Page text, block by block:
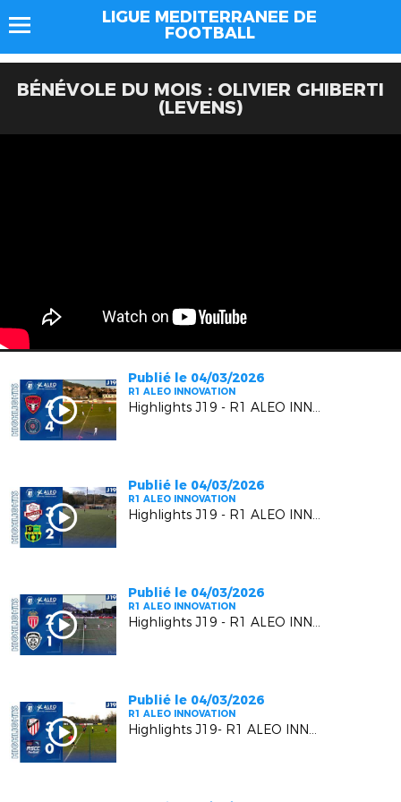
LIGUE MEDITERRANEE DE
FOOTBALL
BÉNÉVOLE DU MOIS : OLIVIER GHIBERTI
(LEVENS)
Publié le 04/03/2026
R1 ALEO INNOVATION
Highlights J19 - R1 ALEO INNOVATION | Six Fours Le Brusc VS RC Pays de Grasse 2
Publié le 04/03/2026
R1 ALEO INNOVATION
Highlights J19 - R1 ALEO INNOVATION | Luynes S VS US Carqueiranne Crau
Publié le 04/03/2026
R1 ALEO INNOVATION
Highlights J19 - R1 ALEO INNOVATION | AS Monaco FC 2 VS FC Beausoleil
Publié le 04/03/2026
R1 ALEO INNOVATION
Highlights J19- R1 ALEO INNOVATION | AC Vedène Le Pontet VS AS Cagnes Le Cros